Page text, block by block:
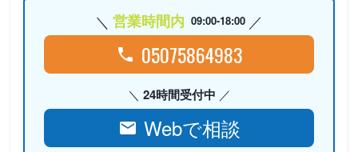
営業時間内 09:00-18:00
05075864983
24時間受付中
Webで相談